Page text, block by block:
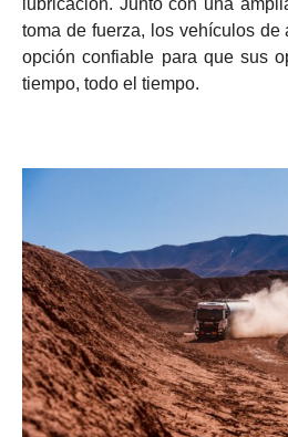
lubricación. Junto con una
toma de fuerza, los vehículos
opción confiable para que sus
tiempo, todo el tiempo.